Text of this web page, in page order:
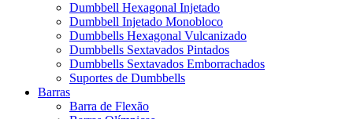
Dumbbell Hexagonal Injetado
Dumbbell Injetado Monobloco
Dumbbells Hexagonal Vulcanizado
Dumbbells Sextavados Pintados
Dumbbells Sextavados Emborrachados
Suportes de Dumbbells
Barras
Barra de Flexão